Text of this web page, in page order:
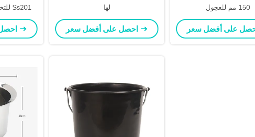
للتخصيص 270 × 170 مم Ss201
لها
150 مم للعجول